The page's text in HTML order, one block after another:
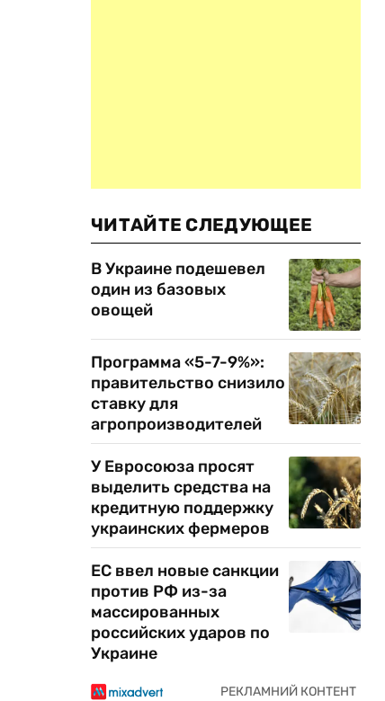
ЧИТАЙТЕ СЛЕДУЮЩЕЕ
В Украине подешевел
один из базовых
овощей
Программа «5-7-9%»:
правительство снизило
ставку для
агропроизводителей
У Евросоюза просят
выделить средства на
кредитную поддержку
украинских фермеров
ЕС ввел новые санкции
против РФ из-за
массированных
российских ударов по
Украине